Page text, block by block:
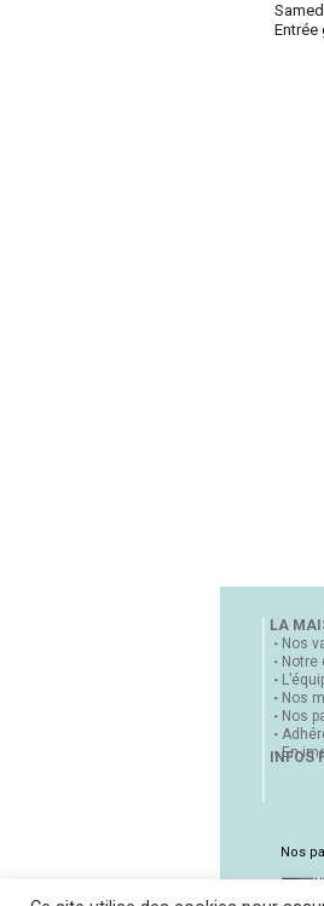
Entrée
LA
Nos
Notre
Nos
Nos
En
INFOS
Nos